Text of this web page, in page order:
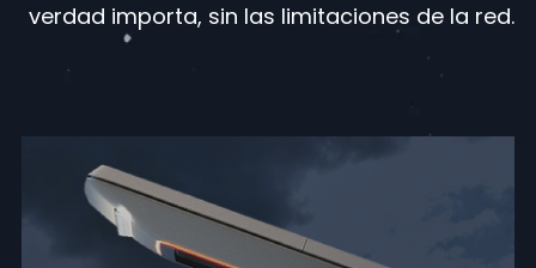
verdad importa, sin las limitaciones de la red.